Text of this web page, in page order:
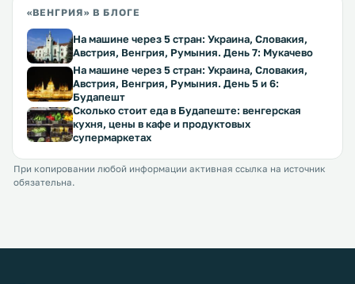
«ВЕНГРИЯ» В БЛОГЕ
На машине через 5 стран: Украина, Словакия,
Австрия, Венгрия, Румыния. День 7: Мукачево
На машине через 5 стран: Украина, Словакия,
Австрия, Венгрия, Румыния. День 5 и 6:
Будапешт
Сколько стоит еда в Будапеште: венгерская
кухня, цены в кафе и продуктовых
супермаркетах
При копировании любой информации активная ссылка на источник
обязательна.